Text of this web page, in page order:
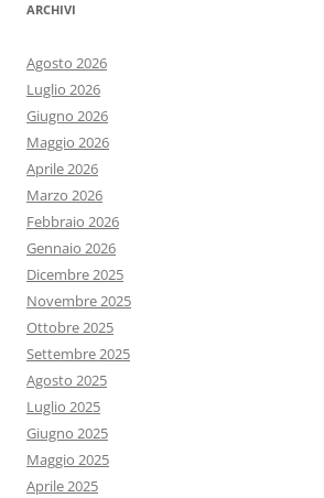
ARCHIVI
Agosto 2026
Luglio 2026
Giugno 2026
Maggio 2026
Aprile 2026
Marzo 2026
Febbraio 2026
Gennaio 2026
Dicembre 2025
Novembre 2025
Ottobre 2025
Settembre 2025
Agosto 2025
Luglio 2025
Giugno 2025
Maggio 2025
Aprile 2025